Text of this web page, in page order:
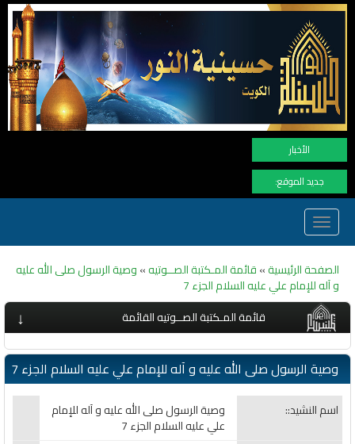
الأخبار
جديد الموقع:
Toggle
navigation
الصفحة الرئيسية»قائمة المـكتبة الصــوتيه»وصية الرسول صلى الله عليه
و آله للإمام علي عليه السلام الجزء 7
↓ قائمة المـكتبة الصــوتيه القائمة
وصية الرسول صلى الله عليه و آله للإمام علي عليه السلام الجزء 7
اسم النشيد:: وصية الرسول صلى الله عليه و آله للإمام
علي عليه السلام الجزء 7